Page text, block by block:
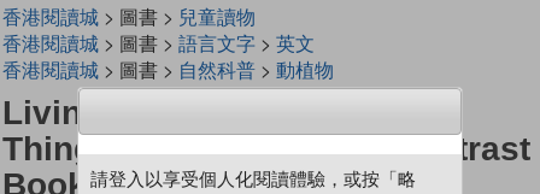
香港閱讀城> 圖書 > 兒童讀物
香港閱讀城> 圖書 > 語言文字> 英文
香港閱讀城> 圖書 > 自然科普> 動植物
Living Things and Nonliving
Things: A Compare and Contrast
Book
請登入以享受個人化閱讀體驗，或按「略